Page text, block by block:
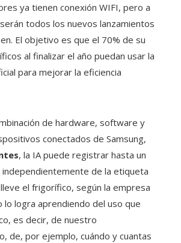
ya tienen conexión WIFI, pero a
todos los nuevos lanzamientos
El objetivo es que el 70% de su
al finalizar el año puedan usar la
para mejorar la eficiencia
de hardware, software y
conectados de Samsung,
, la IA puede registrar hasta un
de la etiqueta
el frigorífico, según la empresa
lo logra aprendiendo del uso que
es decir, de nuestro
de, por ejemplo, cuándo y cuantas